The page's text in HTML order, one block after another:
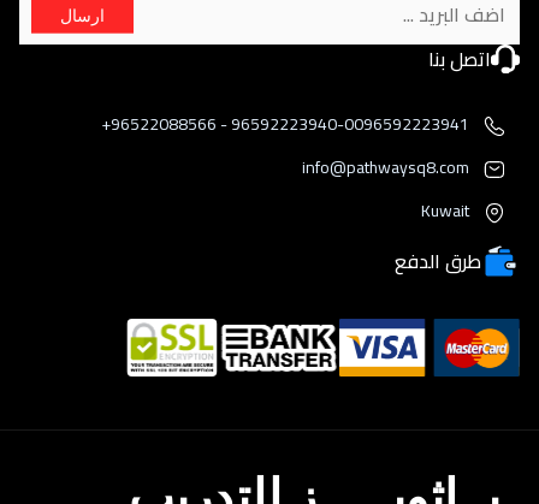
ارسال
اتصل بنا
96592223940-0096592223941 - 96522088566+
info@pathwaysq8.com
Kuwait
طرق الدفع